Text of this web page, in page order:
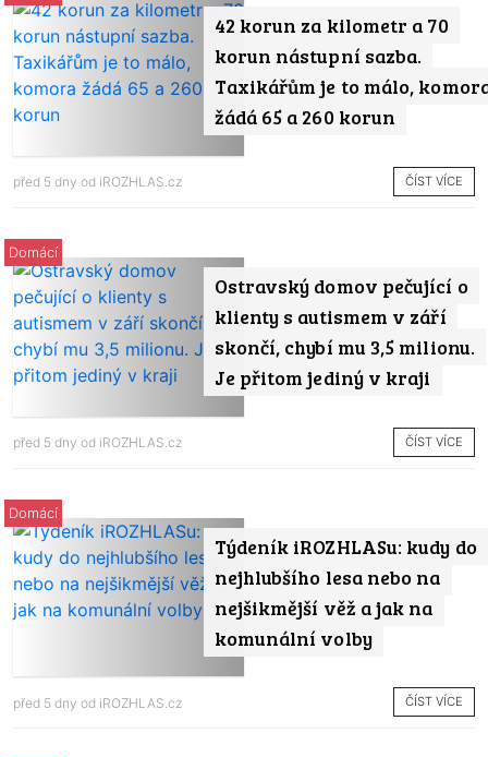
42 korun za kilometr a 70
korun nástupní sazba.
Taxikářům je to málo,
žádá 65 a 260 korun
před 5 dny od iROZHLAS.cz ČÍST VÍCE
Ostravský domov pečující o
klienty s autismem v září
skončí, chybí mu 3,5 milionu.
Je přitom jediný v kraji
Domácí
před 5 dny od iROZHLAS.cz ČÍST VÍCE
Týdeník iROZHLASu: kudy do
nejhlubšího lesa nebo na
nejšikmější věž a jak na
komunální volby
Domácí
před 5 dny od iROZHLAS.cz ČÍST VÍCE